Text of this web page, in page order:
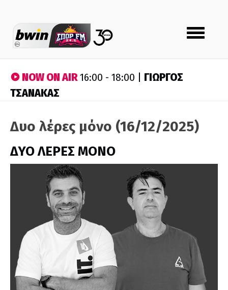
Toggle
navigation
NOW ON AIR16:00 - 18:00 | ΓΙΩΡΓΟΣ
ΤΣΑΝΑΚΑΣ
Δυο λέρες μόνο (16/12/2025)
ΔΥΟ ΛΕΡΕΣ ΜΟΝΟ